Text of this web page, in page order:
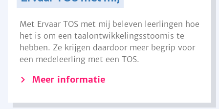
Met Ervaar TOS met mij beleven leerlingen hoe
het is om een taalontwikkelingsstoornis te
hebben. Ze krijgen daardoor meer begrip voor
een medeleerling met een TOS.
Meer informatie